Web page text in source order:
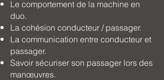
Le comportement de la machine en
duo.
La cohésion conducteur / passager.
La communication entre conducteur et
passager.
Savoir sécuriser son passager lors des
manœuvres.